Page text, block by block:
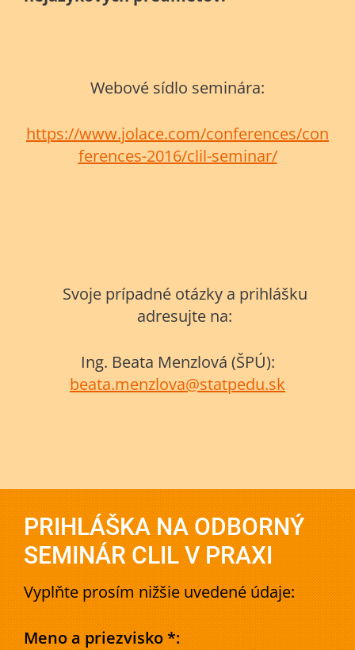
Webové sídlo seminára:
https://www.jolace.com/conferences/con
ferences-2016/clil-seminar/
Svoje prípadné otázky a prihlášku
adresujte na:
Ing. Beata Menzlová (ŠPÚ):
beata.menzlova@statpedu.sk
PRIHLÁŠKA NA ODBORNÝ
SEMINÁR CLIL V PRAXI
Vyplňte prosím nižšie uvedené údaje:
Meno a priezvisko *: